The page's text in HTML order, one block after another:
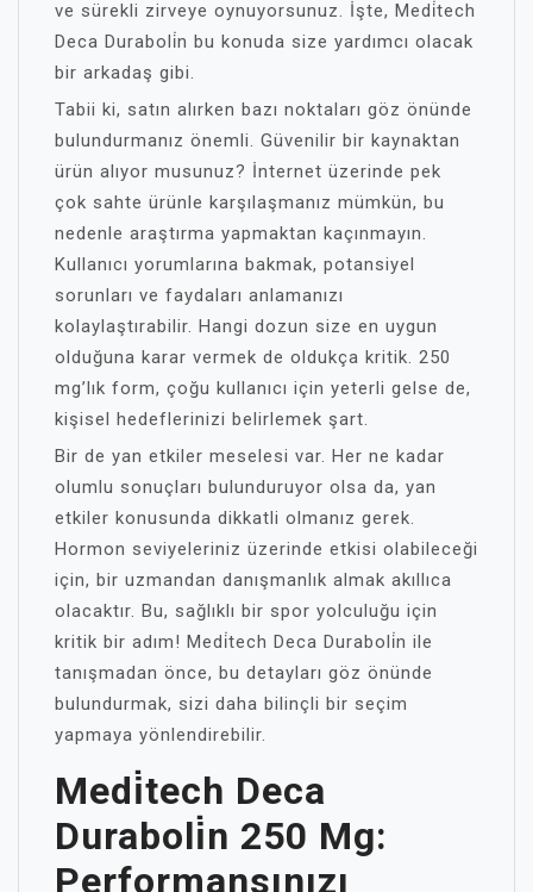
ve sürekli zirveye oynuyorsunuz. İşte, Medi̇tech
Deca Duraboli̇n bu konuda size yardımcı olacak
bir arkadaş gibi.
Tabii ki, satın alırken bazı noktaları göz önünde
bulundurmanız önemli. Güvenilir bir kaynaktan
ürün alıyor musunuz? İnternet üzerinde pek
çok sahte ürünle karşılaşmanız mümkün, bu
nedenle araştırma yapmaktan kaçınmayın.
Kullanıcı yorumlarına bakmak, potansiyel
sorunları ve faydaları anlamanızı
kolaylaştırabilir. Hangi dozun size en uygun
olduğuna karar vermek de oldukça kritik. 250
mg’lık form, çoğu kullanıcı için yeterli gelse de,
kişisel hedeflerinizi belirlemek şart.
Bir de yan etkiler meselesi var. Her ne kadar
olumlu sonuçları bulunduruyor olsa da, yan
etkiler konusunda dikkatli olmanız gerek.
Hormon seviyeleriniz üzerinde etkisi olabileceği
için, bir uzmandan danışmanlık almak akıllıca
olacaktır. Bu, sağlıklı bir spor yolculuğu için
kritik bir adım! Medi̇tech Deca Duraboli̇n ile
tanışmadan önce, bu detayları göz önünde
bulundurmak, sizi daha bilinçli bir seçim
yapmaya yönlendirebilir.
Medi̇tech Deca
Duraboli̇n 250 Mg:
Performansınızı